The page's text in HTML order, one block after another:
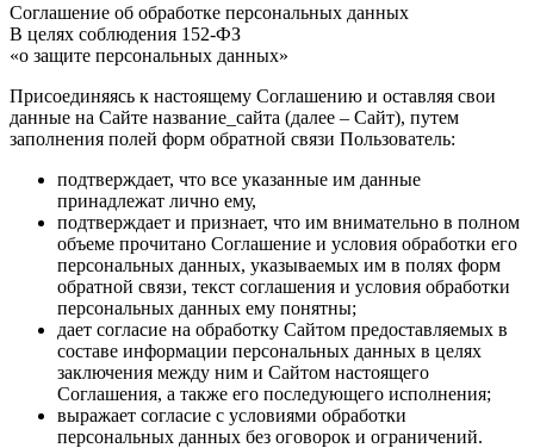
Соглашение об обработке персональных данных
В целях соблюдения 152-ФЗ
«о защите персональных данных»
Присоединяясь к настоящему Соглашению и оставляя свои
данные на Сайте название_сайта (далее – Сайт), путем
заполнения полей форм обратной связи Пользователь:
подтверждает, что все указанные им данные
принадлежат лично ему,
подтверждает и признает, что им внимательно в полном
объеме прочитано Соглашение и условия обработки его
персональных данных, указываемых им в полях форм
обратной связи, текст соглашения и условия обработки
персональных данных ему понятны;
дает согласие на обработку Сайтом предоставляемых в
составе информации персональных данных в целях
заключения между ним и Сайтом настоящего
Соглашения, а также его последующего исполнения;
выражает согласие с условиями обработки
персональных данных без оговорок и ограничений.